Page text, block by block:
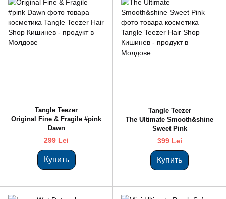
Tangle Teezer
Original Fine & Fragile #pink
Dawn
299 Lei
Купить
Tangle Teezer
The Ultimate Smooth&shine
Sweet Pink
399 Lei
Купить